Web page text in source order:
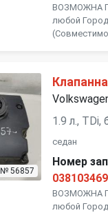
ВОЗМОЖНА
любой
№ 56857
1.9 л., TDi,
седан
Номер
ВОЗМОЖНА
любой